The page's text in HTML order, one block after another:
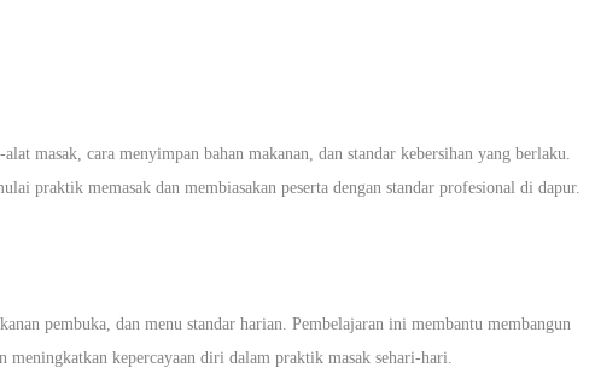
masak, cara menyimpan bahan makanan, dan standar kebersihan yang berlaku.
praktik memasak dan membiasakan peserta dengan standar profesional di dapur.
pembuka, dan menu standar harian. Pembelajaran ini membantu membangun
meningkatkan kepercayaan diri dalam praktik masak sehari-hari.